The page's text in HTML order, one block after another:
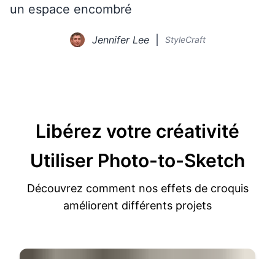
un espace encombré
Jennifer Lee StyleCraft
Libérez votre créativité
Utiliser Photo-to-Sketch
Découvrez comment nos effets de croquis
améliorent différents projets